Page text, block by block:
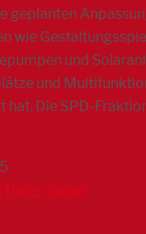
geplanten
wie
und
und
hat. Die SPD-
(Saale)